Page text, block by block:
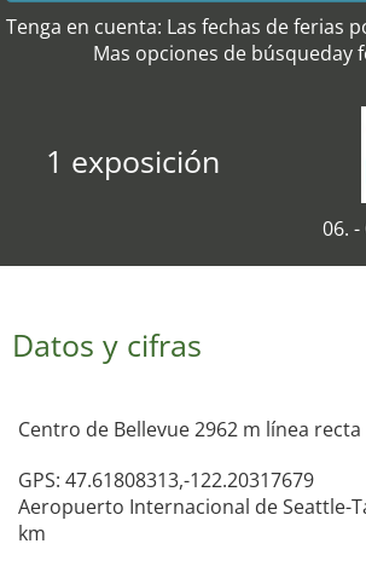
Tenga en cuenta: Las fechas de ferias
Mas opciones de búsqueday
1 exposición
06.
Datos y cifras
Centro de Bellevue 2962 m línea recta
GPS: 47.61808313,-122.20317679
Aeropuerto Internacional de Seattle-
km